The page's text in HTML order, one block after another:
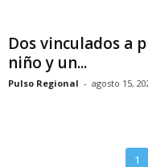
Dos vinculados a
niño y un...
Pulso Regional - agosto 15,
1